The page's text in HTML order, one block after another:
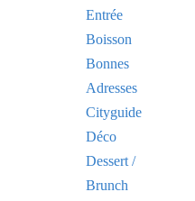
Entrée
Boisson
Bonnes
Adresses
Cityguide
Déco
Dessert /
Brunch